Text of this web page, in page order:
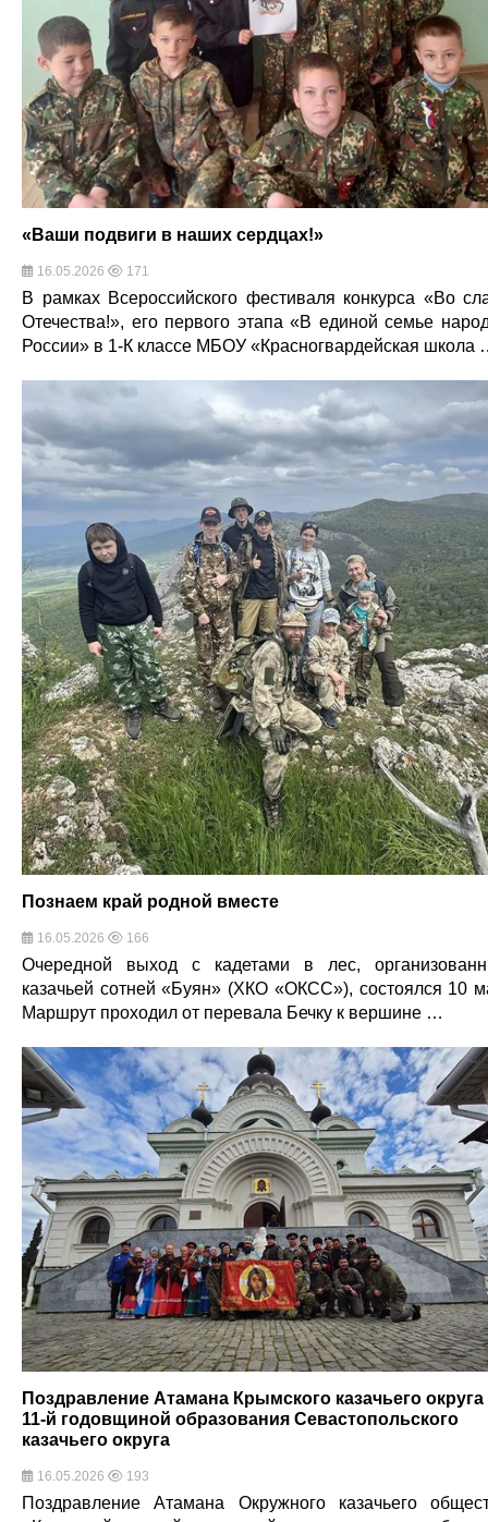
«Ваши подвиги в наших сердцах!»
16.05.2026 171
В рамках Всероссийского фестиваля конкурса «Во
Отечества!», его первого этапа «В единой семье
России» в 1-К классе МБОУ «Красногвардейская школа
Познаем край родной вместе
16.05.2026 166
Очередной выход с кадетами в лес,
казачьей сотней «Буян» (ХКО «ОКСС»), состоялся 10
Маршрут проходил от перевала Бечку к вершине …
Поздравление Атамана Крымского казачьего округа
11-й годовщиной образования Севастопольского
казачьего округа
16.05.2026 193
Поздравление Атамана Окружного казачьего